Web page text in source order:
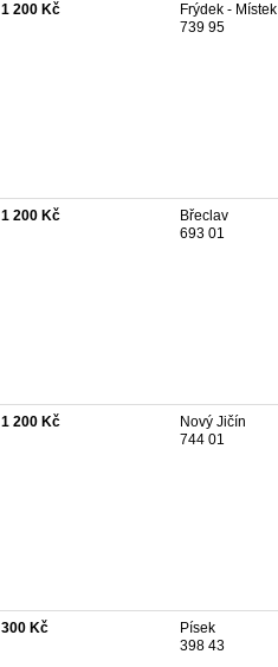
1 200 Kč
Frýdek - Místek
739 95
1 200 Kč
Břeclav
693 01
1 200 Kč
Nový Jičín
744 01
300 Kč
Písek
398 43